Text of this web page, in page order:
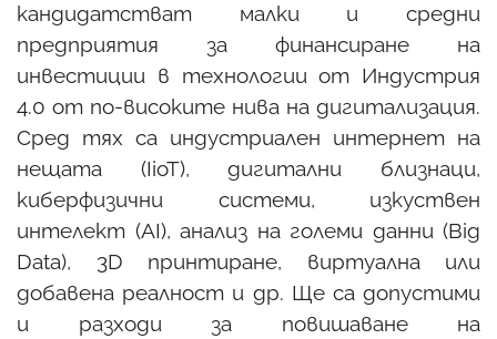
кандидатстват малки и средни
предприятия за финансиране на
инвестиции в технологии от Индустрия
4.0 от по-високите нива на дигитализация.
Сред тях са индустриален интернет на
нещата (IioT), дигитални близнаци,
киберфизични системи, изкуствен
интелект (AI), анализ на големи данни (Big
Data), 3D принтиране, виртуална или
добавена реалност и др. Ще са допустими
и разходи за повишаване на